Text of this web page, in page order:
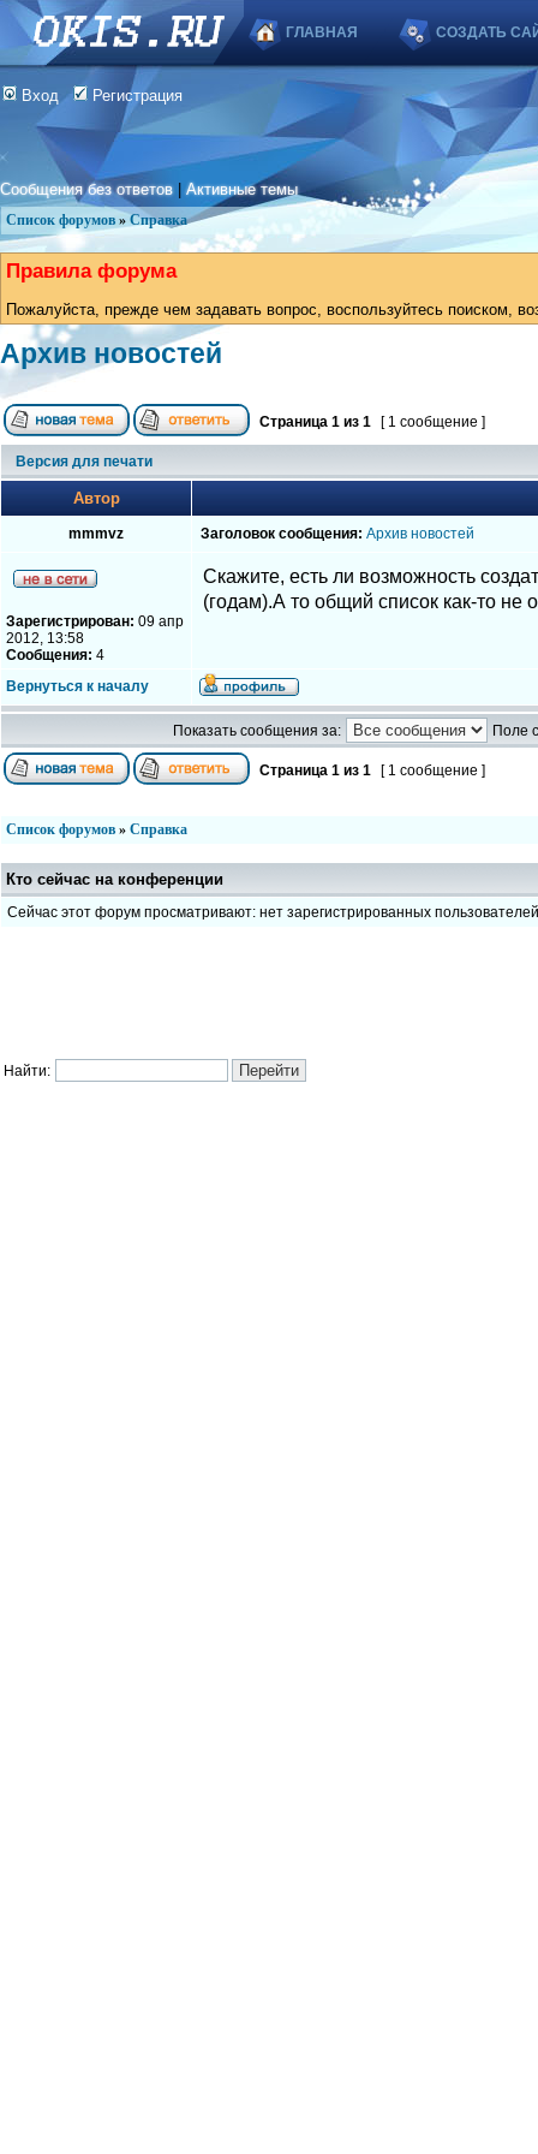
ГЛАВНАЯ СОЗДАТЬ
Вход Регистрация
Сообщения без ответов |Активные темы
Список форумов » Справка
Правила форума
Пожалуйста, прежде чем задавать вопрос, воспользуйтесь поиском,
Архив новостей
Страница 1 из 1 [ 1 сообщение ]
Версия для печати
Автор
mmmvz Заголовок сообщения: Архив новостей
Зарегистрирован: 09 апр
2012, 13:58
Сообщения: 4
Скажите, есть ли возможность
(годам).А то общий список как-то не
Вернуться к началу
Показать сообщения за: Поле
Страница 1 из 1 [ 1 сообщение ]
Список форумов » Справка
Кто сейчас на конференции
Сейчас этот форум просматривают: нет зарегистрированных пользователей
Найти: